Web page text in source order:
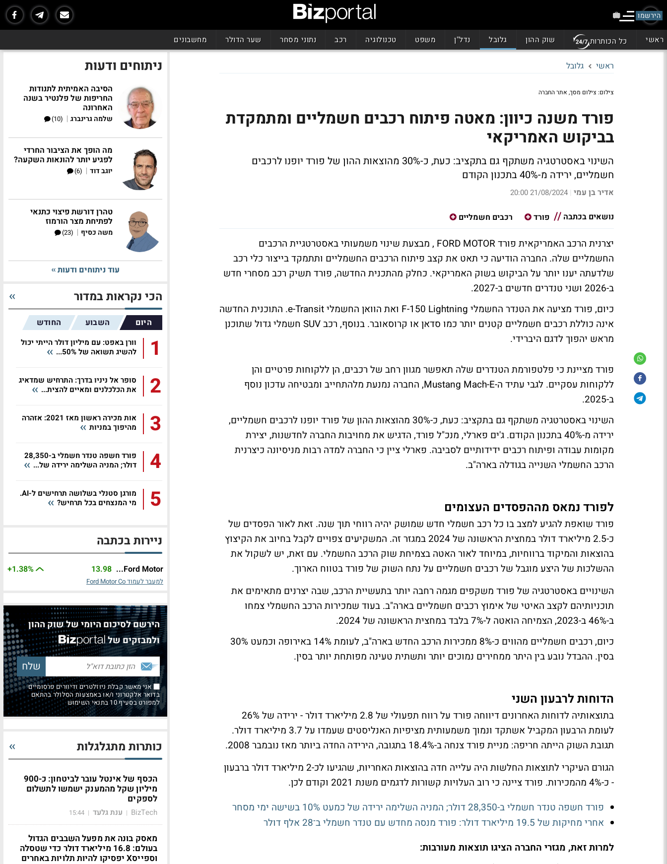
הירשמו
ראשי כל הכותרות שוק ההון גלובל נדל"ן משפט טכנולוגיה רכב נתוני מסחר שער הדולר מחשבונים
ראשי גלובל
צילום: צילום מסך, אתר החברה
פורד משנה כיוון: מאטה פיתוח רכבים חשמליים ומתמקדת
בביקוש האמריקאי
השינוי באסטרטגיה משתקף גם בתקציב: כעת, כ-30% מהוצאות ההון של פורד יופנו לרכבים
חשמליים, ירידה מ-40% בתכנון הקודם
אדיר בן עמי |
21/08/2024 20:00
נושאים בכתבה פורד רכבים חשמליים
יצרנית הרכב האמריקאית פורד FORD MOTOR , מבצעת שינוי משמעותי באסטרטגיית הרכבים
החשמליים שלה. החברה הודיעה כי תאט את קצב פיתוח הרכבים החשמליים ותתמקד בייצור כלי רכב
שלדעתה יענו יותר על הביקוש בשוק האמריקאי. כחלק מהתכנית החדשה, פורד תשיק רכב מסחרי חדש
ב-2026 ושני טנדרים חדשים ב-2027.
כיום, פורד מציעה את הטנדר החשמלי F-150 Lightning ואת הוואן החשמלי e-Transit. התוכנית החדשה
אינה כוללת רכבים חשמליים קטנים יותר כמו סדאן או קרוסאובר. בנוסף, רכב SUV חשמלי גדול שתוכנן
מראש יהפוך לדגם היברידי.
פורד מציינת כי פלטפורמת הטנדרים שלה תאפשר מגוון רחב של רכבים, הן ללקוחות פרטיים והן
ללקוחות עסקיים. לגבי עתיד ה-Mustang Mach-E, החברה נמנעת מלהתחייב ומבטיחה עדכון נוסף
ב-2025.
השינוי באסטרטגיה משתקף גם בתקציב: כעת, כ-30% מהוצאות ההון של פורד יופנו לרכבים חשמליים,
ירידה מ-40% בתכנון הקודם. ג'ים פארלי, מנכ"ל פורד, הדגיש את מחויבות החברה לחדשנות, יצירת
מקומות עבודה ופיתוח רכבים ידידותיים לסביבה. פארלי ציין כי החברה למדה רבות מניסיונה כיצרנית
הרכב החשמלי השנייה בגודלה בארה"ב.
לפורד נמאס מההפסדים העצומים
פורד שואפת להגיע למצב בו כל רכב חשמלי חדש שמושק יהיה רווחי תוך שנה. זאת לאור הפסדים של
כ-2.5 מיליארד דולר במחצית הראשונה של 2024 במגזר זה. המשקיעים צפויים לקבל בחיוב את הקיצוץ
בהוצאות והמיקוד ברווחיות, במיוחד לאור האטה בצמיחת שוק הרכב החשמלי. עם זאת, יש לשקול את
ההשלכות של היצע מוגבל של רכבים חשמליים על נתח השוק של פורד בטווח הארוך.
השינויים באסטרטגיה של פורד משקפים מגמה רחבה יותר בתעשיית הרכב, שבה יצרנים מתאימים את
תוכניותיהם לקצב האיטי של אימוץ רכבים חשמליים בארה"ב. בעוד שמכירות הרכב החשמלי צמחו
ב-46% ב-2023, הצמיחה הואטה ל-7% בלבד במחצית הראשונה של 2024.
כיום, רכבים חשמליים מהווים כ-8% ממכירות הרכב החדש בארה"ב, לעומת 14% באירופה וכמעט 30%
בסין. ההבדל נובע בין היתר ממחירים נמוכים יותר ותשתית טעינה מפותחת יותר בסין.
הדוחות לרבעון השני
בתוצאותיה לדוחות האחרונים דיווחה פורד על רווח תפעולי של 2.8 מיליארד דולר - ירידה של 26%
לעומת הרבעון המקביל אשתקד ונמוך משמעותית מציפיות האנליסטים שעמדו על 3.7 מיליארד דולר.
תגובת השוק הייתה חריפה: מניית פורד צנחה ב-18.4% בתגובה, הירידה החדה ביותר מאז נובמבר 2008.
הגורם העיקרי לתוצאות החלשות היה עלייה חדה בהוצאות האחריות, שהגיעו לכ-2 מיליארד דולר ברבעון
- כ-4% מהמכירות. פורד ציינה כי רוב העלויות קשורות לדגמים משנת 2021 וקודם לכן.
פורד חשפה טנדר חשמלי ב-28,350 דולר; המניה השלימה ירידה של כמעט 10% בשישה ימי מסחר
אחרי מחיקות של 19.5 מיליארד דולר: פורד מנסה מחדש עם טנדר חשמלי ב־28 אלף דולר
למרות זאת, מגזרי החברה הציגו תוצאות מעורבות:
ניתוחים ודעות
הסיבה האמיתית לתנודות
החריפות של פלנטיר בשנה
האחרונה
שלמה גרינברג |
(10)
מה הופך את הציבור החרדי
לפגיע יותר להונאות השקעה?
יוגב דוד |
(6)
טהרן דורשת פיצוי כתנאי
לפתיחת מצר הורמוז
משה כסיף |
(23)
עוד ניתוחים ודעות
הכי נקראות במדור
היום השבוע החודש
1
וורן באפט: עם מיליון דולר הייתי יכול
להשיג תשואה של 50%...
2
סופר אל ניניו בדרך: התרחיש שמדאיג
את הכלכלנים ומאיים להצית...
3
אות מכירה ראשון מאז 2021: אזהרה
מהיפוך במניות
4
פורד חשפה טנדר חשמלי ב-28,350
דולר; המניה השלימה ירידה של...
5
מורגן סטנלי בשלושה תרחישים ל-AI.
מי המנצחים בכל תרחיש?
ניירות בכתבה
Ford Motor...
13.98
+1.38%
למעבר לעמוד Ford Motor Co
הירשם לסיכום היומי של שוק ההון
ולמבזקים של
אני מאשר קבלת ניוזלטרים ודיוורים פרסומיים
בדואר אלקטרוני ו/או באמצעות הסלולר בהתאם
למפורט בסעיף 10 בתנאי השימוש
כותרות מתגלגלות
הכסף של אינטל עובר לביטחון: כ-900
מיליון שקל מהמענק ישמשו לתשלום
לספקים
BizTech
| ענת גלעד |
15:44
מאסק בונה את מפעל השבבים הגדול
בעולם: 16.8 מיליארד דולר כדי שטסלה
וספייסX יפסיקו להיות תלויות באחרים